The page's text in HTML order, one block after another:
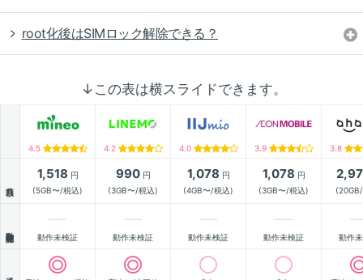
root化後はSIMロック解除できる？
↓この表は横スライドできます。
4.5 4.2 4.0 3.9 3.8
1,518 円
(5GB〜/税込)
990円
(3GB〜/税込)
1,078 円
(4GB〜/税込)
1,078 円
(3GB〜/税込)
動作未検証 動作未検証 動作未検証 動作未検証 動作